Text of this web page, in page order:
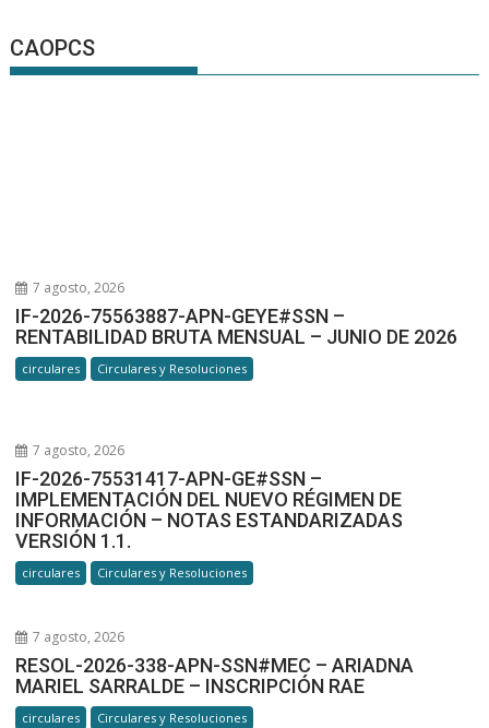
CAOPCS
7 agosto, 2026
IF-2026-75563887-APN-GEYE#SSN –
RENTABILIDAD BRUTA MENSUAL – JUNIO DE 2026
circulares Circulares y Resoluciones
7 agosto, 2026
IF-2026-75531417-APN-GE#SSN –
IMPLEMENTACIÓN DEL NUEVO RÉGIMEN DE
INFORMACIÓN – NOTAS ESTANDARIZADAS
VERSIÓN 1.1.
circulares Circulares y Resoluciones
7 agosto, 2026
RESOL-2026-338-APN-SSN#MEC – ARIADNA
MARIEL SARRALDE – INSCRIPCIÓN RAE
circulares Circulares y Resoluciones